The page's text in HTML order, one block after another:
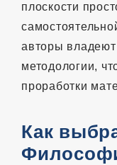
плоскости
авторы
методологии,
проработки
Как